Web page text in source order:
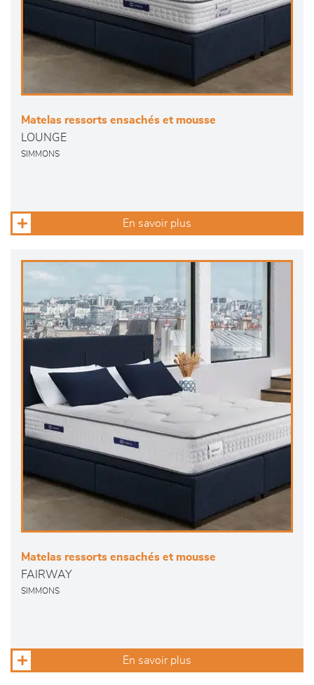
Matelas ressorts ensachés et mousse
LOUNGE
SIMMONS
En savoir plus
Matelas ressorts ensachés et mousse
FAIRWAY
SIMMONS
En savoir plus